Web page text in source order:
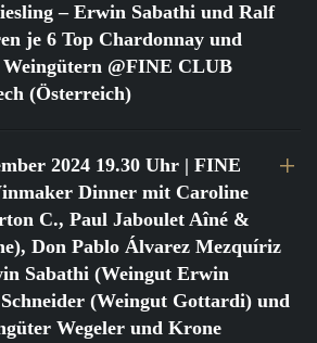
– Erwin Sabathi und Ralf
je 6 Top Chardonnay und
@FINE CLUB
(Österreich)
2024 19.30 Uhr | FINE
Dinner mit Caroline
C., Paul Jaboulet Aîné &
Don Pablo Álvarez Mezquíriz
Sabathi (Weingut Erwin
(Weingut Gottardi) und
Wegeler und Krone